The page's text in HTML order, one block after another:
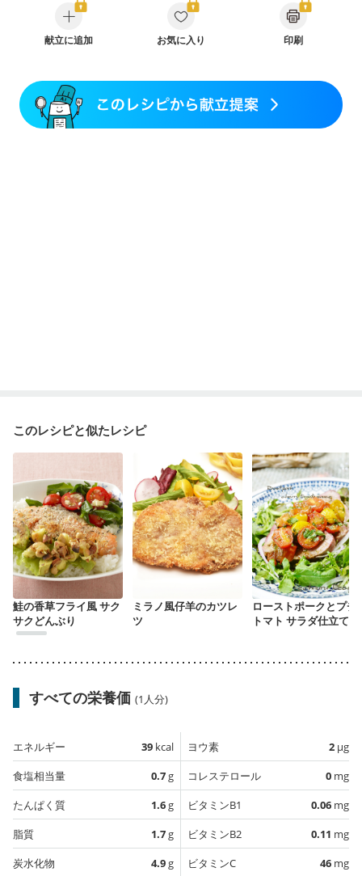
糖尿病性腎症（第１期）
糖尿病性腎症（第２期）
糖尿病性腎症（第３期）
CKD（ステージ１）
CKD（ステージ２）
CKD（ステージ３a）
乳がん治療を終えた方・経過観察中の方など
胃がん（抗がん剤治療中）
胃がん治療を終えた方・経過観察中の方
献立に追加 お気に入り 印刷
このレシピと似たレシピ
鮭の香草フライ風 サク
サクどんぶり
ミラノ風仔羊のカツレ
ツ
ローストポークとプチ
トマト サラダ仕立て
すべての栄養価 (1人分)
エネルギー 39 kcal
食塩相当量
0.7g
たんぱく質
1.6g
脂質
1.7g
炭水化物
4.9g
ヨウ素 2 µg
コレステロール
0 mg
ビタミンB1
0.06 mg
ビタミンB2
0.11 mg
ビタミンC
46 mg